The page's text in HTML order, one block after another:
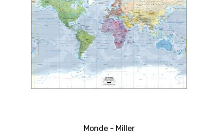
Monde - Miller